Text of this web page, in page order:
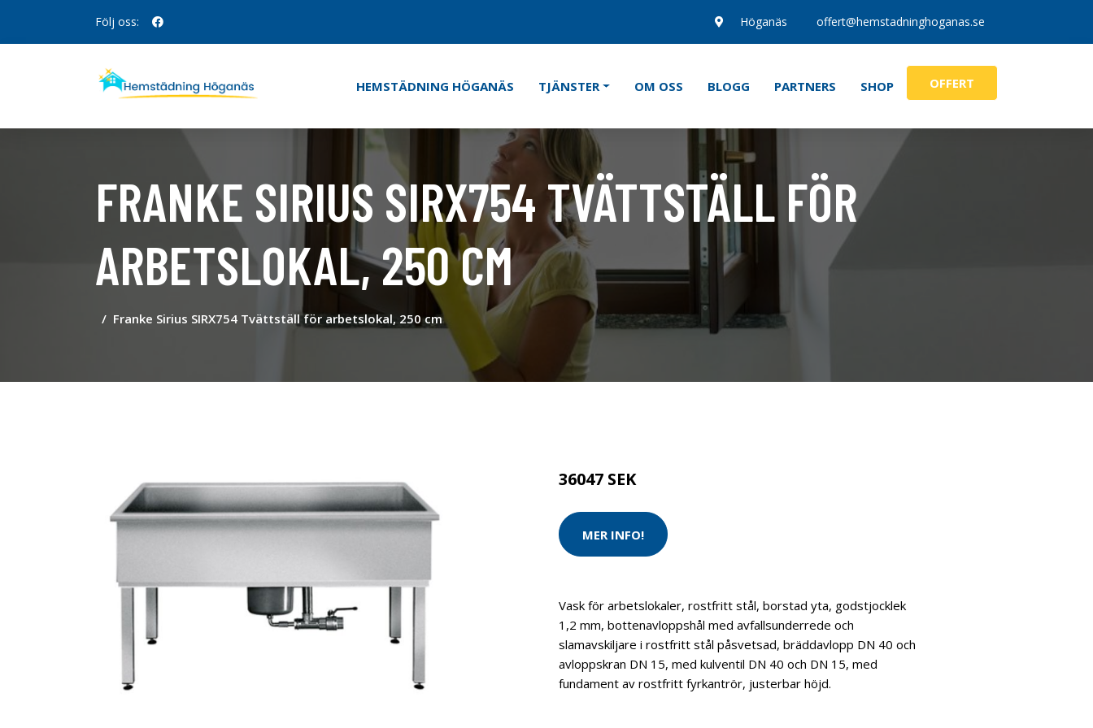
Följ oss: Höganäs offert@hemstadninghoganas.se
HEMSTÄDNING HÖGANÄS TJÄNSTER OM OSS BLOGG PARTNERS SHOP OFFERT
FRANKE SIRIUS SIRX754 TVÄTTSTÄLL FÖR
ARBETSLOKAL, 250 CM
Franke Sirius SIRX754 Tvättställ för arbetslokal, 250 cm
36047 SEK
MER INFO!
Vask för arbetslokaler, rostfritt stål, borstad yta, godstjocklek
1,2 mm, bottenavloppshål med avfallsunderrede och
slamavskiljare i rostfritt stål påsvetsad, bräddavlopp DN 40 och
avloppskran DN 15, med kulventil DN 40 och DN 15, med
fundament av rostfritt fyrkantrör, justerbar höjd.